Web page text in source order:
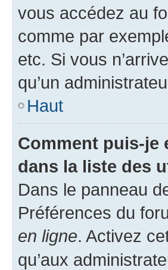
vous accédez au
comme par
etc. Si vous
qu’un
Haut
Comment puis-je
dans la liste des
Dans le panneau
Préférences du
en ligne. Activez
qu’aux